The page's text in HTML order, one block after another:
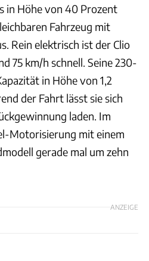
in Höhe von 40 Prozent
Fahrzeug mit
Rein elektrisch ist der Clio
75 km/h schnell. Seine 230-
in Höhe von 1,2
der Fahrt lässt sie sich
laden. Im
Motorisierung mit einem
gerade mal um zehn
ANZEIGE